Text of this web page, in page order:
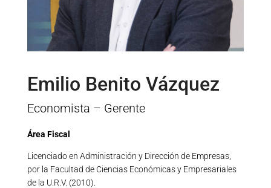
Emilio Benito Vázquez
Economista – Gerente
Área Fiscal
Licenciado en Administración y Dirección de Empresas,
por la Facultad de Ciencias Económicas y Empresariales
de la U.R.V. (2010).